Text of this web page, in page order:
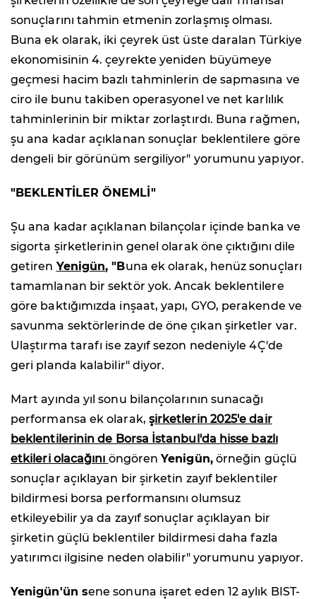
sonuçlarını tahmin etmenin zorlaşmış olması.
Buna ek olarak, iki çeyrek üst üste daralan Türkiye
ekonomisinin 4. çeyrekte yeniden büyümeye
geçmesi hacim bazlı tahminlerin de sapmasına ve
ciro ile bunu takiben operasyonel ve net karlılık
tahminlerinin bir miktar zorlaştırdı. Buna rağmen,
şu ana kadar açıklanan sonuçlar beklentilere göre
dengeli bir görünüm sergiliyor" yorumunu yapıyor.
"BEKLENTİLER ÖNEMLİ"
Şu ana kadar açıklanan bilançolar içinde banka ve
sigorta şirketlerinin genel olarak öne çıktığını dile
getiren Yenigün, "Buna ek olarak, henüz sonuçları
tamamlanan bir sektör yok. Ancak beklentilere
göre baktığımızda inşaat, yapı, GYO, perakende ve
savunma sektörlerinde de öne çıkan şirketler var.
Ulaştırma tarafı ise zayıf sezon nedeniyle 4Ç'de
geri planda kalabilir" diyor.
Mart ayında yıl sonu bilançolarının sunacağı
performansa ek olarak, şirketlerin 2025'e dair
beklentilerinin de Borsa İstanbul'da hisse bazlı
etkileri olacağını öngörenYenigün,örneğin güçlü
sonuçlar açıklayan bir şirketin zayıf beklentiler
bildirmesi borsa performansını olumsuz
etkileyebilir ya da zayıf sonuçlar açıklayan bir
şirketin güçlü beklentiler bildirmesi daha fazla
yatırımcı ilgisine neden olabilir" yorumunu yapıyor.
Yenigün'ün sene sonuna işaret eden 12 aylık BIST-